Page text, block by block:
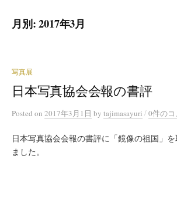
ッ
月別: 2017年3月
写真展
日本写真協会会報の書評
Posted on 2017年3月1日 by tajimasayuri /0件のコ
日本写真協会会報の書評に「鏡像の祖国」
ました。